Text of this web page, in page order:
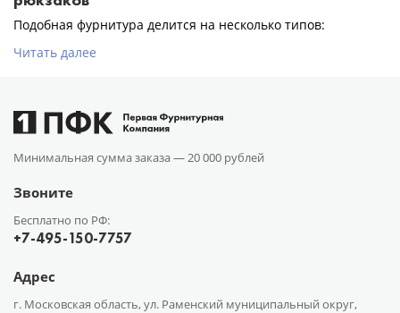
Подобная фурнитура делится на несколько типов:
Читать далее
Минимальная сумма заказа —20 000 рублей
Звоните
Бесплатно по РФ:
+7-495-150-7757
Адрес
г. Московская область, ул. Раменский муниципальный округ,